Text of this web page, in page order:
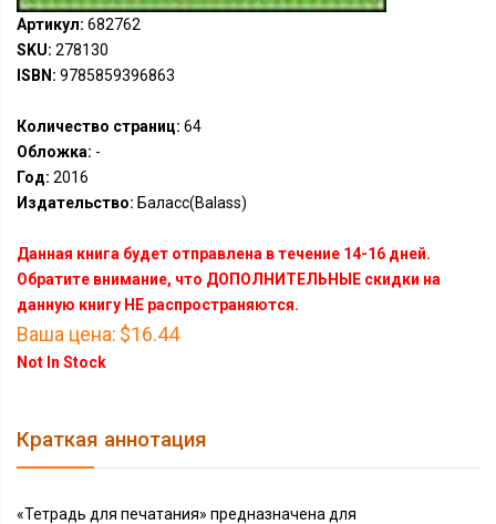
Артикул: 682762
SKU: 278130
ISBN: 9785859396863
Количество страниц: 64
Обложка: -
Год: 2016
Издательство: Баласс(Balass)
Данная книга будет отправлена в течение 14-16 дней.
Обратите внимание, что ДОПОЛНИТЕЛЬНЫЕ скидки на
данную книгу НЕ распространяются.
Ваша цена: $16.44
Not In Stock
Краткая аннотация
«Тетрадь для печатания» предназначена для